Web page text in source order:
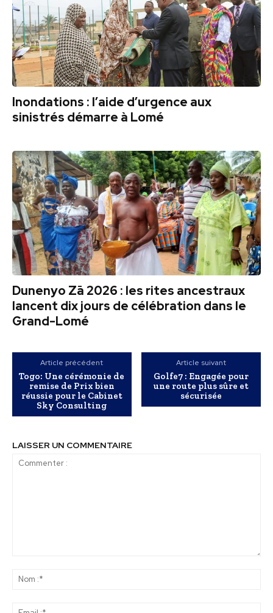
Inondations : l’aide d’urgence aux
sinistrés démarre à Lomé
Dunenyo Zā 2026 : les rites ancestraux
lancent dix jours de célébration dans le
Grand-Lomé
Article précédent
Togo: Une cérémonie de
remise de Prix bien
réussie pour le Cabinet
Sky Consulting
Article suivant
Golfe7 : Engagée pour
une route plus sûre et
sécurisée
LAISSER UN COMMENTAIRE